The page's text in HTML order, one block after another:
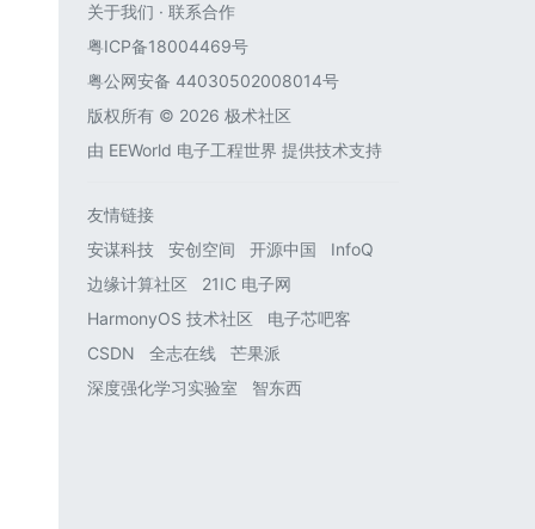
关于我们 · 联系合作
粤ICP备18004469号
粤公网安备 44030502008014号
版权所有 © 2026 极术社区
由 EEWorld 电子工程世界 提供技术支持
友情链接
安谋科技
安创空间 开源中国
InfoQ
边缘计算社区
21IC 电子网
HarmonyOS 技术社区
电子芯吧客
CSDN
全志在线
芒果派
深度强化学习实验室
智东西